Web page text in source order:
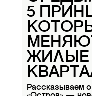
5
ЖИЛЫЕ
Рассказываем о